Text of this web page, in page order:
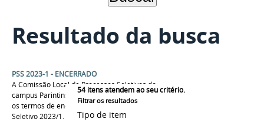
Resultado da busca
54itens atendem ao seu critério.
Filtrar os resultados
Tipo de item
PSS 2023-1 - ENCERRADO
A Comissão Local de Processos Seletivos do
campus Parintins publicou os relatórios finais e
os termos de encerramento do Processo
Seletivo 2023/1.